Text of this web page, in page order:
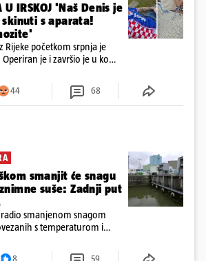
U IRSKOJ 'Naš Denis je
s aparata!
Rijeke početkom srpnja je
je i završio je u komi.
u oporavak: 'Imamo
44 68
smanjit će snagu
suše: Zadnji put
radio smanjenom snagom
s temperaturom i
potrebno više od 90 dana.
8 59